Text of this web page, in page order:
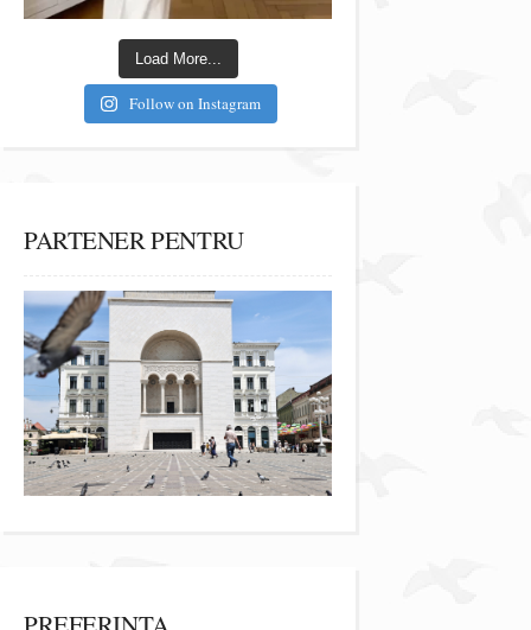
Load More...
Follow on Instagram
PARTENER PENTRU